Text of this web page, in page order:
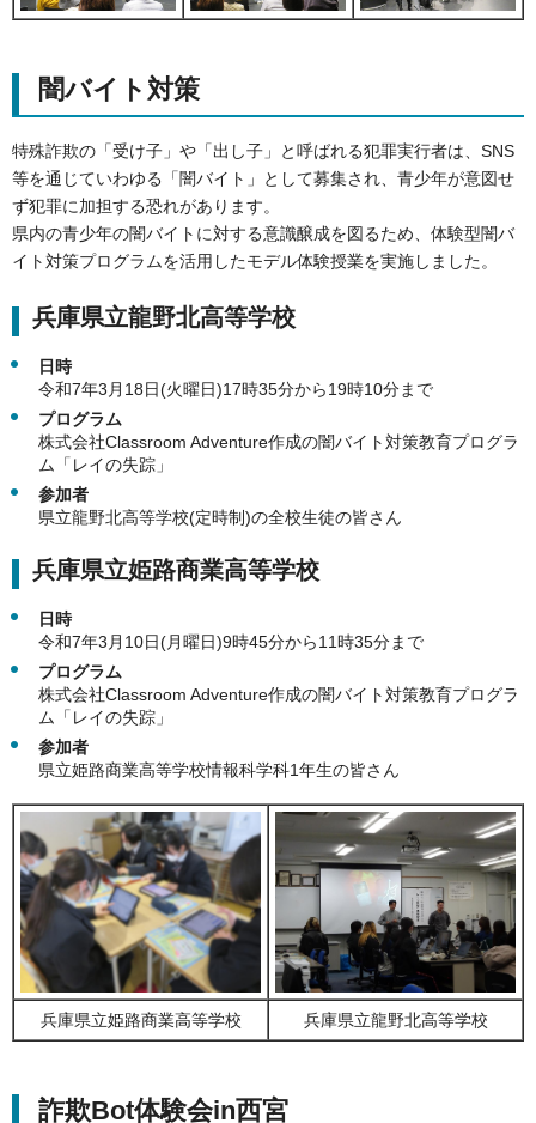
闇バイト対策
特殊詐欺の「受け子」や「出し子」と呼ばれる犯罪実行者は、SNS
等を通じていわゆる「闇バイト」として募集され、青少年が意図せ
ず犯罪に加担する恐れがあります。
県内の青少年の闇バイトに対する意識醸成を図るため、体験型闇バ
イト対策プログラムを活用したモデル体験授業を実施しました。
兵庫県立龍野北高等学校
日時
令和7年3月18日(火曜日)17時35分から19時10分まで
プログラム
株式会社Classroom Adventure作成の闇バイト対策教育プログラ
ム「レイの失踪」
参加者
県立龍野北高等学校(定時制)の全校生徒の皆さん
兵庫県立姫路商業高等学校
日時
令和7年3月10日(月曜日)9時45分から11時35分まで
プログラム
株式会社Classroom Adventure作成の闇バイト対策教育プログラ
ム「レイの失踪」
参加者
県立姫路商業高等学校情報科学科1年生の皆さん
兵庫県立姫路商業高等学校 兵庫県立龍野北高等学校
詐欺Bot体験会in西宮